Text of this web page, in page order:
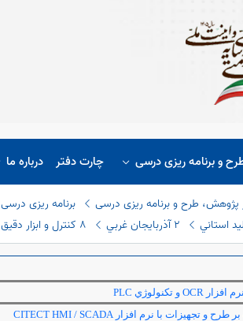
و برنامه ریزی درسی چارت دفتر درباره ما
پژوهش، طرح و برنامه ریزی درسی برنامه ریزی درسی
استاني
٢ آذربايجان غربي ٨ كنترل و ابزار دقيق
افزار و تكنولوژي PLC
طرح و تجهيزات با نرم افزارCITECT HMI / SCADA